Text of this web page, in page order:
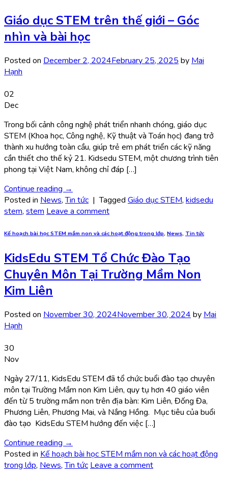
Giáo dục STEM trên thế giới – Góc
nhìn và bài học
Posted on December 2, 2024February 25, 2025 by Mai
Hạnh
02
Dec
Trong bối cảnh công nghệ phát triển nhanh chóng, giáo dục
STEM (Khoa học, Công nghệ, Kỹ thuật và Toán học) đang trở
thành xu hướng toàn cầu, giúp trẻ em phát triển các kỹ năng
cần thiết cho thế kỷ 21. Kidsedu STEM, một chương trình tiên
phong tại Việt Nam, không chỉ đáp […]
Continue reading →
Posted in News,Tin tức | Tagged Giáo dục STEM, kidsedu
stem, stem Leave a comment
Kế hoạch bài học STEM mầm non và các hoạt động trong lớp, News, Tin tức
KidsEdu STEM Tổ Chức Đào Tạo
Chuyên Môn Tại Trường Mầm Non
Kim Liên
Posted on November 30, 2024November 30, 2024 by Mai
Hạnh
30
Nov
Ngày 27/11, KidsEdu STEM đã tổ chức buổi đào tạo chuyên
môn tại Trường Mầm non Kim Liên, quy tụ hơn 40 giáo viên
đến từ 5 trường mầm non trên địa bàn: Kim Liên, Đống Đa,
Phương Liên, Phương Mai, và Nắng Hồng. Mục tiêu của buổi
đào tạo KidsEdu STEM hướng đến việc […]
Continue reading →
Posted in Kế hoạch bài học STEM mầm non và các hoạt động
trong lớp, News,Tin tức Leave a comment